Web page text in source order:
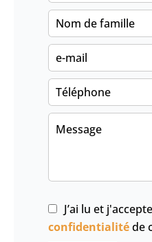
J’ai lu et
confidentialitéde